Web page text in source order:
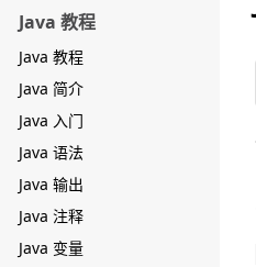
Java 教程
Java 教程
Java 简介
Java 入门
Java 语法
Java 输出
Java 注释
Java 变量